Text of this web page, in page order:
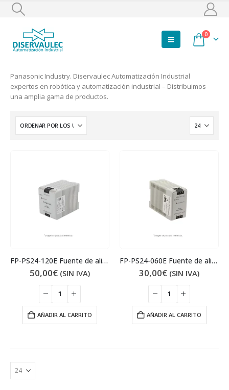
0
Panasonic Industry. Diservaulec Automatización Industrial
expertos en robótica y automatización industrial – Distribuimos
una amplia gama de productos.
FP-PS24-120E Fuente de alimentación
50,00€ (SIN IVA)
AÑADIR AL CARRITO
FP-PS24-060E Fuente de alimentación
30,00€ (SIN IVA)
AÑADIR AL CARRITO